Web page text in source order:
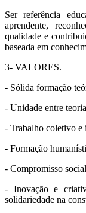
Ser referência
aprendente,
qualidade e
baseada em
3- VALORES.
- Sólida formação
- Unidade entre
- Trabalho coletivo e
- Formação
- Compromisso
- Inovação e
solidariedade na